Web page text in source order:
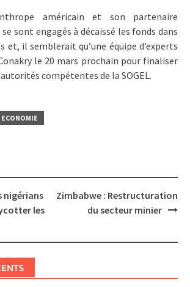
américain et son partenaire
sont engagés à décaissé les fonds dans
et, il semblerait qu’une équipe d’experts
le 20 mars prochain pour finaliser
compétentes de la SOGEL.
ECONOMIE
nigérians
les
Zimbabwe : Restructuration
du secteur minier